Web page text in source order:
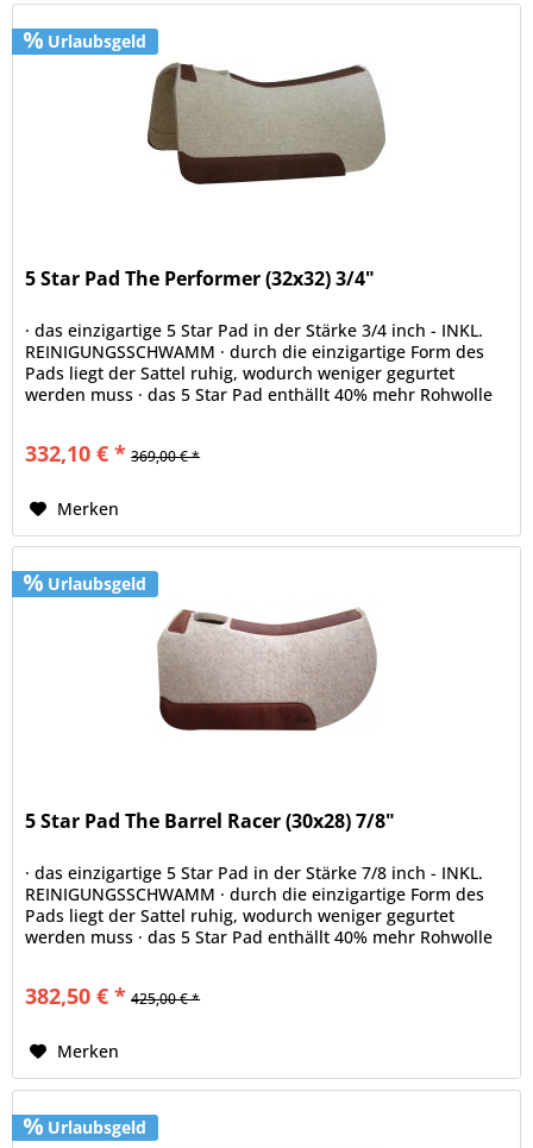
Urlaubsgeld
5 Star Pad The Performer (32x32) 3/4"
· das einzigartige 5 Star Pad in der Stärke 3/4 inch - INKL.
REINIGUNGSSCHWAMM · durch die einzigartige Form des
Pads liegt der Sattel ruhig, wodurch weniger gegurtet
werden muss · das 5 Star Pad enthällt 40% mehr Rohwolle
332,10 € * 369,00 € *
Merken
Urlaubsgeld
5 Star Pad The Barrel Racer (30x28) 7/8"
· das einzigartige 5 Star Pad in der Stärke 7/8 inch - INKL.
REINIGUNGSSCHWAMM · durch die einzigartige Form des
Pads liegt der Sattel ruhig, wodurch weniger gegurtet
werden muss · das 5 Star Pad enthällt 40% mehr Rohwolle
382,50 € * 425,00 € *
Merken
Urlaubsgeld